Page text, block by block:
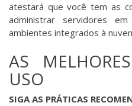
atestará que você tem as
administrar servidores
ambientes integrados à
AS
USO
SIGA AS PRÁTICAS